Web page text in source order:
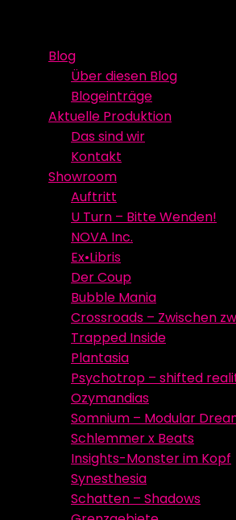
contentBlog
Über diesen Blog
Blogeinträge
Aktuelle Produktion
Das sind wir
Kontakt
Showroom
Auftritt
U Turn – Bitte Wenden!
NOVA Inc.
Ex•Libris
Der Coup
Bubble Mania
Crossroads – Zwischen
Trapped Inside
Plantasia
Psychotrop – shifted
Ozymandias
Somnium – Modular
Schlemmer x Beats
Insights-Monster im Kopf
Synesthesia
Schatten – Shadows